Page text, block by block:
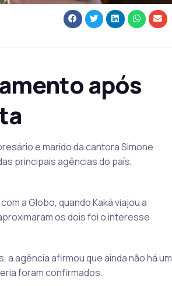
após
e marido da cantora Simone
principais agências do país,
a Globo, quando Kaká viajou a
os dois foi o interesse
a agência afirmou que ainda não há um
foram confirmados.